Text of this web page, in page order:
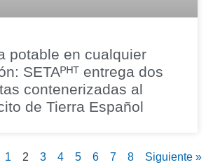
potable en cualquier
SETAᴾᴴᵀ entrega dos
contenerizadas al
de Tierra Español
1 2 3 4 5 6 7 8 Siguiente »